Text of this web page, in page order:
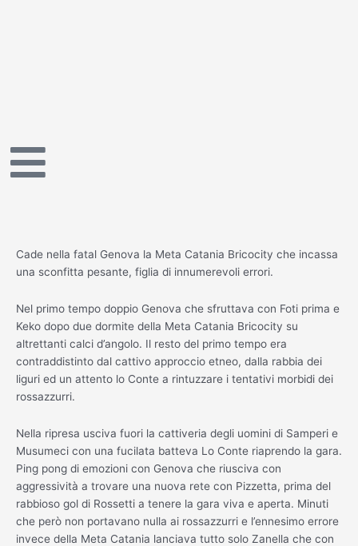
Cade nella fatal Genova la Meta Catania Bricocity che incassa
una sconfitta pesante, figlia di innumerevoli errori.
Nel primo tempo doppio Genova che sfruttava con Foti prima e
Keko dopo due dormite della Meta Catania Bricocity su
altrettanti calci d’angolo. Il resto del primo tempo era
contraddistinto dal cattivo approccio etneo, dalla rabbia dei
liguri ed un attento lo Conte a rintuzzare i tentativi morbidi dei
rossazzurri.
Nella ripresa usciva fuori la cattiveria degli uomini di Samperi e
Musumeci con una fucilata batteva Lo Conte riaprendo la gara.
Ping pong di emozioni con Genova che riusciva con
aggressività a trovare una nuova rete con Pizzetta, prima del
rabbioso gol di Rossetti a tenere la gara viva e aperta. Minuti
che però non portavano nulla ai rossazzurri e l’ennesimo errore
invece della Meta Catania lanciava tutto solo Zanella che con